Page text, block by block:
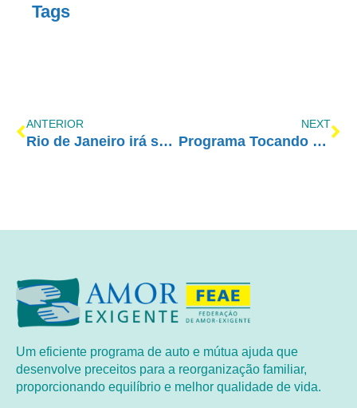
Tags
ANTERIOR
Rio de Janeiro irá sediar o Congresso AE 2019
NEXT
Programa Tocando em Frente Família com AE – 01/04
Um eficiente programa de auto e mútua ajuda que
desenvolve preceitos para a reorganização familiar,
proporcionando equilíbrio e melhor qualidade de vida.